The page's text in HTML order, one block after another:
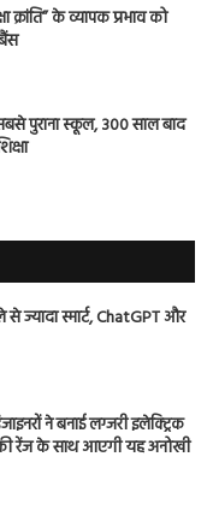
क्रांति” के व्यापक प्रभाव को
पुराना स्कूल, 300 साल बाद
ज्यादा स्मार्ट, ChatGPT और
ने बनाई लग्जरी इलेक्ट्रिक
रेंज के साथ आएगी यह अनोखी